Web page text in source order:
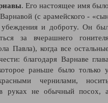
. Его настоящее имя
(с арамейского -
и доброту. Он
за вчерашнего
Павла), когда все
благодаря Варнаве
раньше было только
чернилами,
руках не обычный посох,